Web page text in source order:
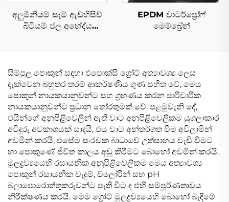
අලුමිනියම් සෑම් ඇඩ්හිසිව්
බිටියම් ජල අභේද්ය
EPDM වාටර්ප්‍රෝෆ්
මෙම්බ්‍රේන්
සිම්පුල පොකුන් සඳහා එපොක්සි ග්‍රෝට් අත්‍යාවශ්‍ය ලෙස
දැක්වෙන බහුතර තරම් ආකර්ෂණීය ගුණ සහිත වේ, මෙය
පොකුන් නායකයානුවන්ට සහ ග්‍රහණය කරන පාරිවාරික
නායකයානුවන්ට ප්‍රධාන තෝරතුමක් වේ. පළමුවැනි දේ,
එයින්ගේ අනුපිළිවෙලින් ඇති වාට අනුපිළිවෙලිකම යුගලාකාර
අවිදුරු අවකාශයක් සාදයි, එය වාට අන්තර්ගත වීම අවිලාමින්
අවමින් කරයි, එසේම සංරචක බාධාවේ උත්සාහය වැඩි වීමට
හා පොකුණේ ජීවිත කාලය අඩු කිරීමට බොහෝ අවමින් කරයි.
මූලද්‍රව්‍යයෙහි රසායනික අනුපිළිවෙලිකම මෙය අත්‍යාවශ්‍ය
පොකුන් රසායනික වැදුම්, ච්ලෝරින් සහ pH
බලාපොරොත්තුකරුවන්ට පැති විට ද එහි සම්පූර්ණතාවය
නිරීක්ෂණය කරයි. මෙම ග්‍රෝට් මූලද්‍රව්‍යයෙහි බොහෝ බැඳීමේ